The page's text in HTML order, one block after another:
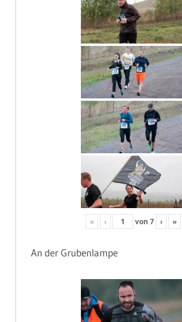
« ‹ von 7 › »
An der Grubenlampe